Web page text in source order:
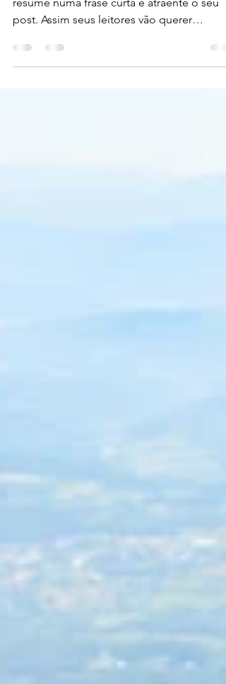
Crie um subtítulo para o post no blog que
post. Assim seus leitores vão querer
continuar a ler....